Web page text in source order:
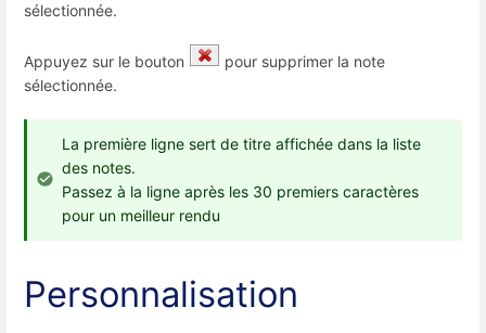
sélectionnée.
Appuyez sur le bouton
pour supprimer la note
sélectionnée.
La première ligne sert de titre affichée dans la liste
des notes.
Passez à la ligne après les 30 premiers caractères
pour un meilleur rendu
Personnalisation